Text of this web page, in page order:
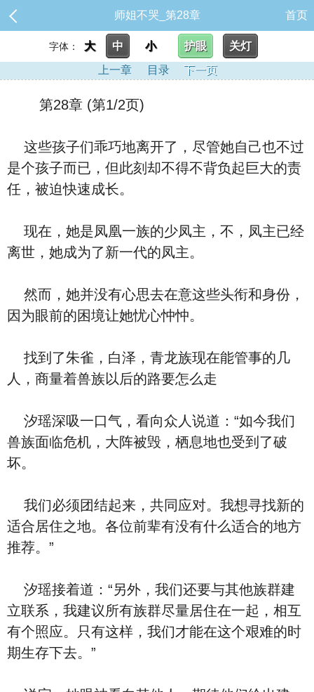
师姐不哭_第28章 首页
字体： 大 中 小 护眼
关灯
上一章
目录 下一页
第28章 (第1/2页)
这些孩子们乖巧地离开了，尽管她自己也不过
是个孩子而已，但此刻却不得不背负起巨大的责
任，被迫快速成长。
现在，她是凤凰一族的少凤主，不，凤主已经
离世，她成为了新一代的凤主。
然而，她并没有心思去在意这些头衔和身份，
因为眼前的困境让她忧心忡忡。
找到了朱雀，白泽，青龙族现在能管事的几
人，商量着兽族以后的路要怎么走
汐瑶深吸一口气，看向众人说道：“如今我们
兽族面临危机，大阵被毁，栖息地也受到了破
坏。
我们必须团结起来，共同应对。我想寻找新的
适合居住之地。各位前辈有没有什么适合的地方
推荐。”
汐瑶接着道：“另外，我们还要与其他族群建
立联系，我建议所有族群尽量居住在一起，相互
有个照应。只有这样，我们才能在这个艰难的时
期生存下去。”